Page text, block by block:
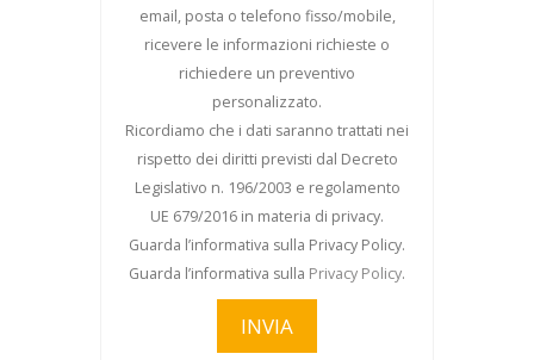
email, posta o telefono fisso/mobile,
ricevere le informazioni richieste o
richiedere un preventivo
personalizzato.
Ricordiamo che i dati saranno trattati nei
rispetto dei diritti previsti dal Decreto
Legislativo n. 196/2003 e regolamento
UE 679/2016 in materia di privacy.
Guarda l’informativa sulla Privacy Policy.
Guarda l’informativa sulla Privacy Policy.